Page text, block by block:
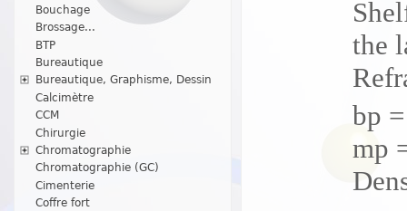
Bouchage
Brossage...
BTP
Bureautique
Bureautique, Graphisme, Dessin
Calcimètre
CCM
Chirurgie
Chromatographie
Chromatographie (GC)
Cimenterie
Coffre fort
the
bp
mp